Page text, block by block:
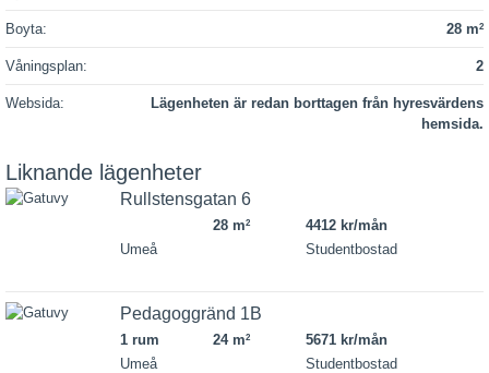
Boyta: 28 m2
Våningsplan: 2
Websida:
Lägenheten är redan borttagen från hyresvärdens
hemsida.
Liknande lägenheter
Rullstensgatan 6
28 m2
4412 kr/mån
Umeå
Studentbostad
Pedagoggränd 1B
1 rum 24 m2
5671 kr/mån
Umeå
Studentbostad